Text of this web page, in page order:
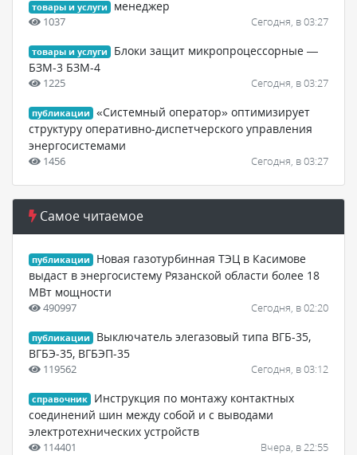
товары и услуги менеджер
1037 Сегодня, в 03:27
товары и услуги
Блоки защит микропроцессорные —
БЗМ-3 БЗМ-4
1225 Сегодня, в 03:27
публикации
«Системный оператор» оптимизирует
структуру оперативно-диспетчерского управления
энергосистемами
1456 Сегодня, в 03:27
Самое читаемое
публикации
Новая газотурбинная ТЭЦ в Касимове
выдаст в энергосистему Рязанской области более 18
МВт мощности
490997 Сегодня, в 02:20
публикации
Выключатель элегазовый типа ВГБ-35,
ВГБЭ-35, ВГБЭП-35
119562 Сегодня, в 03:12
справочник
Инструкция по монтажу контактных
соединений шин между собой и с выводами
электротехнических устройств
114401 Вчера, в 22:55